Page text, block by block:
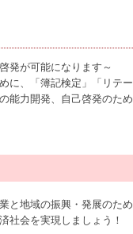
発が可能になります～
に、「簿記検定」「リテ
能力開発、自己啓発のた
と地域の振興・発展のた
社会を実現しましょう！